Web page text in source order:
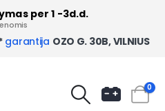
garantija OZO G. 30B, VILNIUS
per 1 -3d.d.
0